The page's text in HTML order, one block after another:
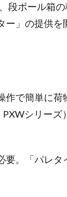
段ボール箱の
ー」の提供を
作で簡単に荷
シリーズ
。「パレタ